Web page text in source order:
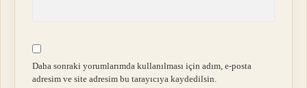
Daha sonraki yorumlarımda kullanılması için adım, e-posta
adresim ve site adresim bu tarayıcıya kaydedilsin.